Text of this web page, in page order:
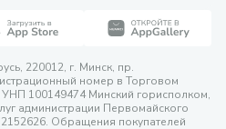
220012, г. Минск, пр.
номер в Торговом
100149474 Минский горисполком,
администрации Первомайского
Обращения покупателей